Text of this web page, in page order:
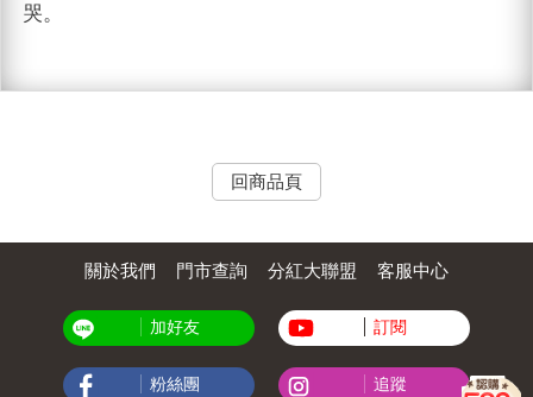
哭。
回商品頁
關於我們 門市查詢 分紅大聯盟 客服中心
加好友 訂閱
粉絲團 追蹤